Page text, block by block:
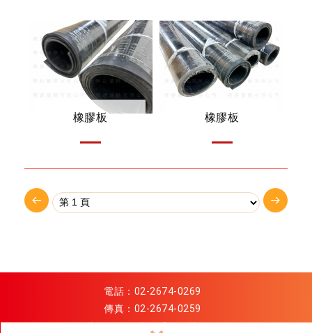
橡膠板 橡膠板
電話： 02-2674-0269
傳真：02-2674-0259
信箱：xinggiant@gmail.com